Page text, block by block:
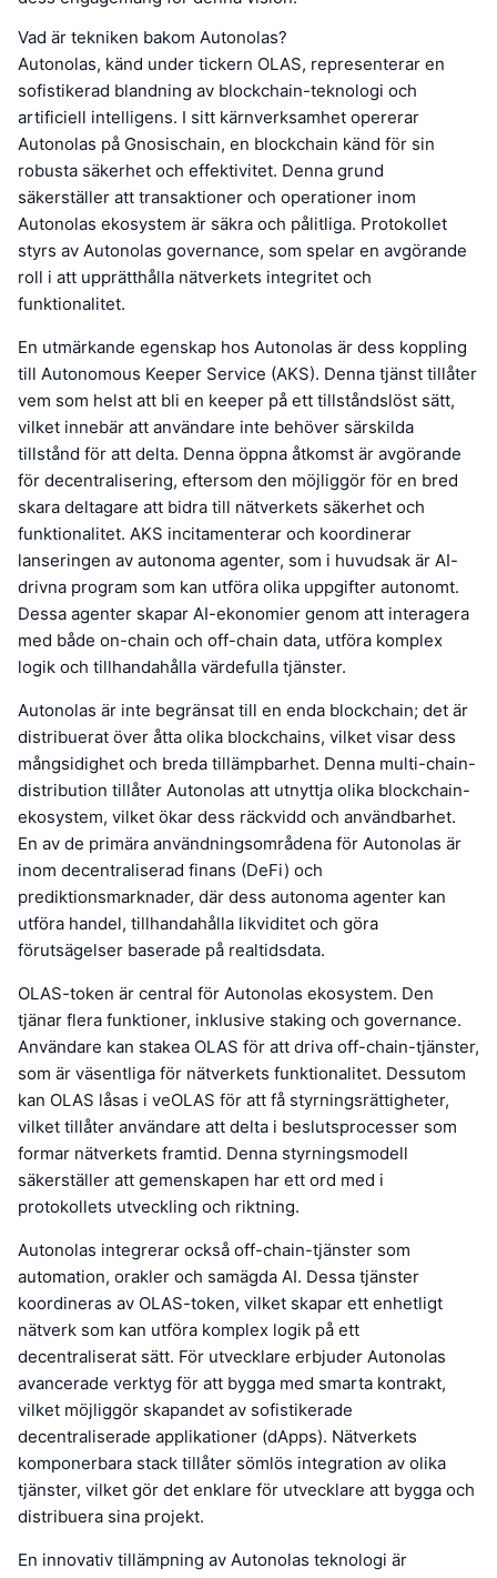
Vad är tekniken bakom Autonolas?
Autonolas, känd under tickern OLAS, representerar en
sofistikerad blandning av blockchain-teknologi och
artificiell intelligens. I sitt kärnverksamhet opererar
Autonolas på Gnosischain, en blockchain känd för sin
robusta säkerhet och effektivitet. Denna grund
säkerställer att transaktioner och operationer inom
Autonolas ekosystem är säkra och pålitliga. Protokollet
styrs av Autonolas governance, som spelar en avgörande
roll i att upprätthålla nätverkets integritet och
funktionalitet.
En utmärkande egenskap hos Autonolas är dess koppling
till Autonomous Keeper Service (AKS). Denna tjänst tillåter
vem som helst att bli en keeper på ett tillståndslöst sätt,
vilket innebär att användare inte behöver särskilda
tillstånd för att delta. Denna öppna åtkomst är avgörande
för decentralisering, eftersom den möjliggör för en bred
skara deltagare att bidra till nätverkets säkerhet och
funktionalitet. AKS incitamenterar och koordinerar
lanseringen av autonoma agenter, som i huvudsak är AI-
drivna program som kan utföra olika uppgifter autonomt.
Dessa agenter skapar AI-ekonomier genom att interagera
med både on-chain och off-chain data, utföra komplex
logik och tillhandahålla värdefulla tjänster.
Autonolas är inte begränsat till en enda blockchain; det är
distribuerat över åtta olika blockchains, vilket visar dess
mångsidighet och breda tillämpbarhet. Denna multi-chain-
distribution tillåter Autonolas att utnyttja olika blockchain-
ekosystem, vilket ökar dess räckvidd och användbarhet.
En av de primära användningsområdena för Autonolas är
inom decentraliserad finans (DeFi) och
prediktionsmarknader, där dess autonoma agenter kan
utföra handel, tillhandahålla likviditet och göra
förutsägelser baserade på realtidsdata.
OLAS-token är central för Autonolas ekosystem. Den
tjänar flera funktioner, inklusive staking och governance.
Användare kan stakea OLAS för att driva off-chain-tjänster,
som är väsentliga för nätverkets funktionalitet. Dessutom
kan OLAS låsas i veOLAS för att få styrningsrättigheter,
vilket tillåter användare att delta i beslutsprocesser som
formar nätverkets framtid. Denna styrningsmodell
säkerställer att gemenskapen har ett ord med i
protokollets utveckling och riktning.
Autonolas integrerar också off-chain-tjänster som
automation, orakler och samägda AI. Dessa tjänster
koordineras av OLAS-token, vilket skapar ett enhetligt
nätverk som kan utföra komplex logik på ett
decentraliserat sätt. För utvecklare erbjuder Autonolas
avancerade verktyg för att bygga med smarta kontrakt,
vilket möjliggör skapandet av sofistikerade
decentraliserade applikationer (dApps). Nätverkets
komponerbara stack tillåter sömlös integration av olika
tjänster, vilket gör det enklare för utvecklare att bygga och
distribuera sina projekt.
En innovativ tillämpning av Autonolas teknologi är